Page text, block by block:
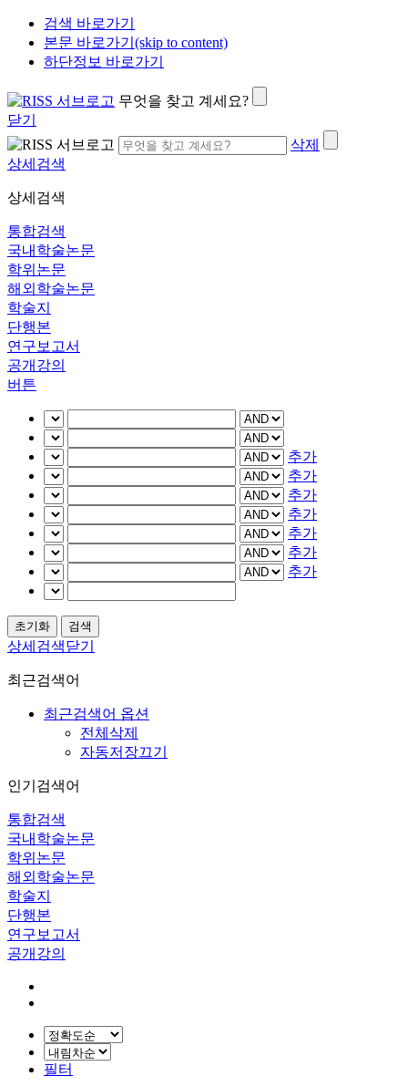
검색 바로가기
본문 바로가기(skip to content)
하단정보 바로가기
무엇을 찾고 계세요?
닫기
삭제
상세검색
상세검색
통합검색
국내학술논문
학위논문
해외학술논문
학술지
단행본
연구보고서
공개강의
버튼
추가
추가
추가
추가
추가
추가
추가
상세검색닫기
최근검색어
최근검색어 옵션
전체삭제
자동저장끄기
인기검색어
통합검색
국내학술논문
학위논문
해외학술논문
학술지
단행본
연구보고서
공개강의
필터